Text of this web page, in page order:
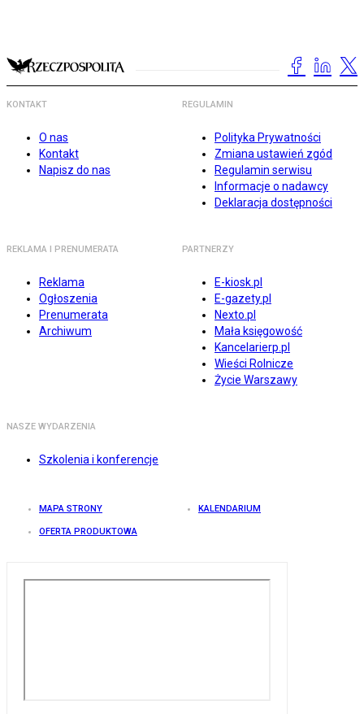
KONTAKT
O nas
Kontakt
Napisz do nas
REGULAMIN
Polityka Prywatności
Zmiana ustawień zgód
Regulamin serwisu
Informacje o nadawcy
Deklaracja dostępności
REKLAMA I PRENUMERATA
Reklama
Ogłoszenia
Prenumerata
Archiwum
PARTNERZY
E-kiosk.pl
E-gazety.pl
Nexto.pl
Mała księgowość
Kancelarierp.pl
Wieści Rolnicze
Życie Warszawy
NASZE WYDARZENIA
Szkolenia i konferencje
MAPA STRONY KALENDARIUM
OFERTA PRODUKTOWA